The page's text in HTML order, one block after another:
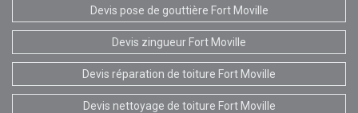
Devis pose de gouttière Fort Moville
Devis zingueur Fort Moville
Devis réparation de toiture Fort Moville
Devis nettoyage de toiture Fort Moville